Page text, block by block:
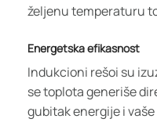
željenu temperaturu
Energetska efikasnost
Indukcioni rešoi su
se toplota generiše
gubitak energije i